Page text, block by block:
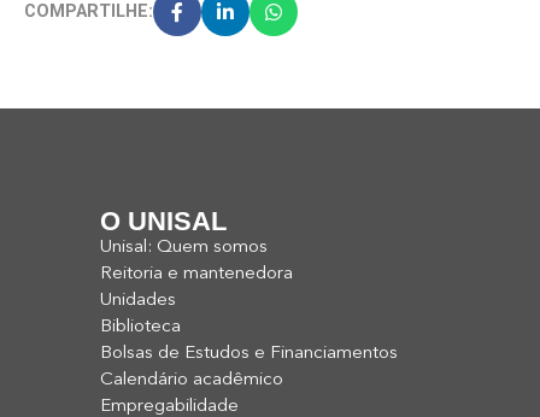
COMPARTILHE:
O UNISAL
Unisal: Quem somos
Reitoria e mantenedora
Unidades
Biblioteca
Bolsas de Estudos e Financiamentos
Calendário acadêmico
Empregabilidade